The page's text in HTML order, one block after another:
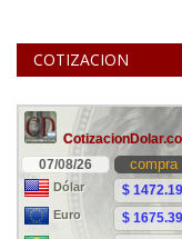
COTIZACION